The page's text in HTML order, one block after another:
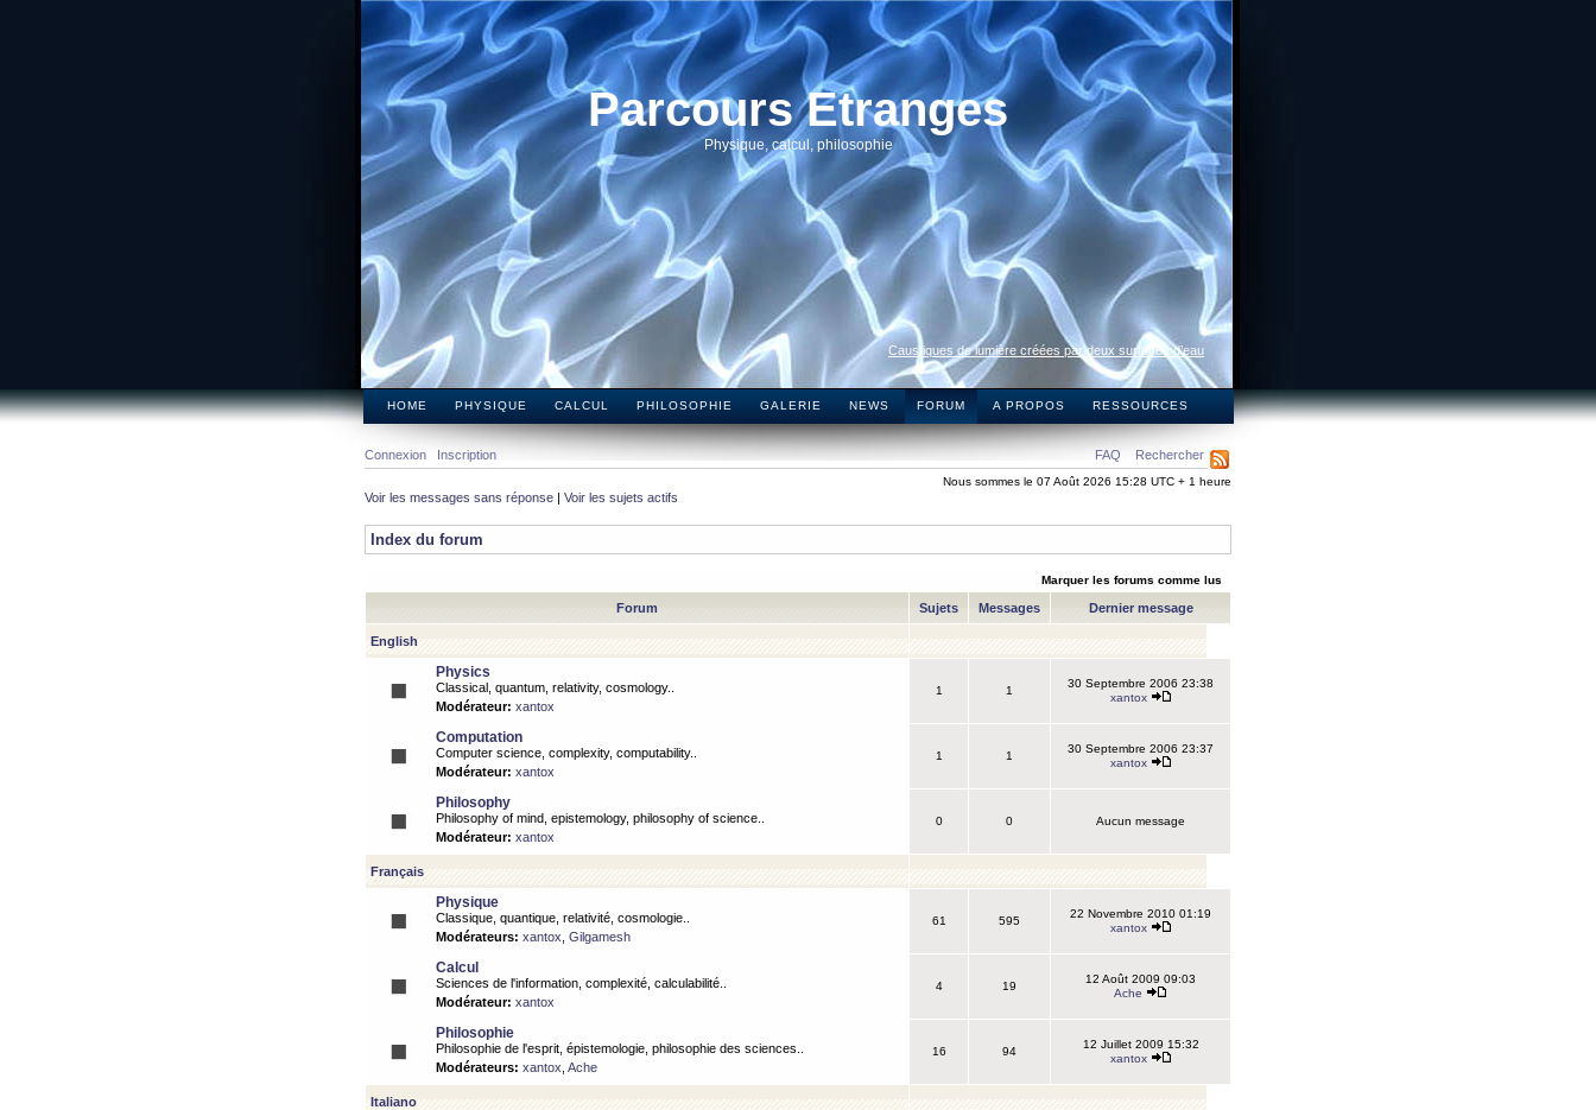
Parcours Etranges
Physique, calcul, philosophie
Caustiques de lumière créées par deux surfaces d’eau
HOME PHYSIQUE CALCUL PHILOSOPHIE GALERIE NEWS FORUM A PROPOS RESSOURCES
FAQ Rechercher
Connexion Inscription
Nous sommes le 07 Août 2026 15:28 UTC + 1 heure
Voir les messages sans réponse | Voir les sujets actifs
Index du forum
Marquer les forums comme lus
Forum Sujets Messages Dernier message
English
Physics
Classical, quantum, relativity, cosmology..
Modérateur: xantox
1 1
30 Septembre 2006 23:38
xantox
Computation
Computer science, complexity, computability..
Modérateur: xantox
1 1
30 Septembre 2006 23:37
xantox
Philosophy
Philosophy of mind, epistemology, philosophy of science..
Modérateur: xantox
0 0 Aucun message
Français
Physique
Classique, quantique, relativité, cosmologie..
Modérateurs: xantox Gilgamesh
61 595
22 Novembre 2010 01:19
xantox
Calcul
Sciences de l'information, complexité, calculabilité..
Modérateur: xantox
4 19
12 Août 2009 09:03
Ache
Philosophie
Philosophie de l'esprit, épistemologie, philosophie des sciences..
Modérateurs: xantox Ache
16 94
12 Juillet 2009 15:32
xantox
Italiano